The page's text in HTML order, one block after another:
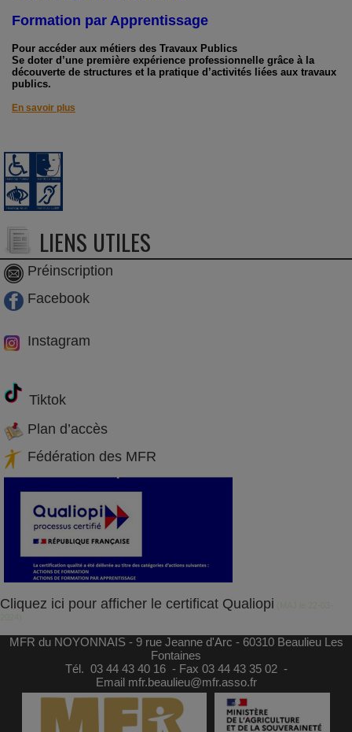
Formation par Apprentissage
Pour accéder aux métiers des Travaux Publics
Se doter d’une première expérience professionnelle grâce à la
découverte de structures et la pratique d’activités liées aux travaux
publics.
En savoir plus
LIENS UTILES
Préinscription
Facebook
Instagram
Tiktok
Plan d’accès
Fédération des MFR
Cliquez ici pour afficher le certificat Qualiopi
MFR du NOYONNAIS - 9 rue Jeanne d'Arc - 60310 Beaulieu Les
Fontaines
Tél. 03 44 43 40 16- Fax 03 44 43 35 02 -
Email mfr.beaulieu@mfr.asso.fr